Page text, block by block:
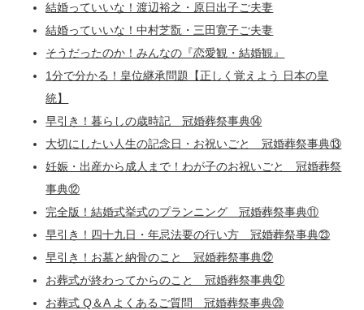
結婚っていいな！渡辺裕之・原日出子ご夫妻
結婚っていいな！中村芝翫・三田寛子ご夫妻
そうだったのか！みんなの『恋愛観・結婚観』
1分で分かる！皇位継承問題【正しく覚えよう 日本の皇
統】
早引き！暮らしの歳時記 冠婚葬祭事典⑭
大切にしたい人生の記念日・お祝いごと 冠婚葬祭事典⑬
妊娠・出産から成人まで！わが子のお祝いごと 冠婚葬祭
事典⑫
完全版！結婚式挙式のプランニング 冠婚葬祭事典⑪
早引き！四十九日・年忌法要の行い方 冠婚葬祭事典㉓
早引き！お墓と納骨のこと 冠婚葬祭事典㉒
お葬式が終わってからのこと 冠婚葬祭事典㉑
お葬式 Q＆A よくあるご質問 冠婚葬祭事典⑳